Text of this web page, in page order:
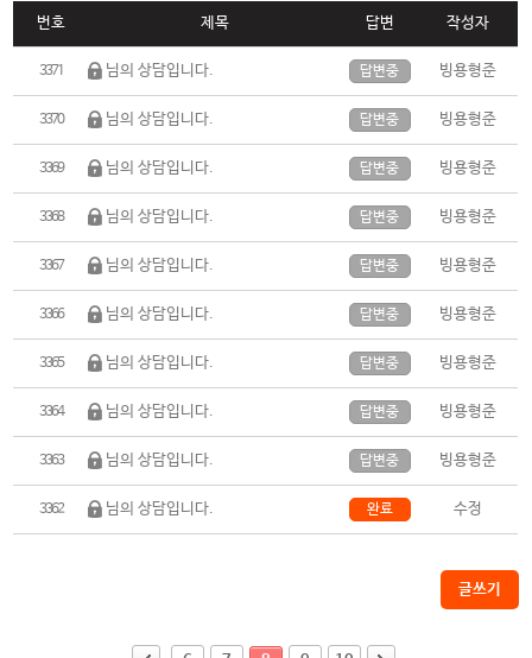
번호 제목 답변 작성자
3371 님의 상담입니다. 답변중 빙용형준
3370 님의 상담입니다. 답변중 빙용형준
3369 님의 상담입니다. 답변중 빙용형준
3368 님의 상담입니다. 답변중 빙용형준
3367 님의 상담입니다. 답변중 빙용형준
3366 님의 상담입니다. 답변중 빙용형준
3365 님의 상담입니다. 답변중 빙용형준
3364 님의 상담입니다. 답변중 빙용형준
3363 님의 상담입니다. 답변중 빙용형준
3362 님의 상담입니다. 완료 수정
글쓰기